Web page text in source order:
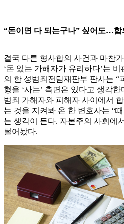
“돈이면 다 되는구나” 싶어도…합
결국 다른 형사합의 사건과 마찬
‘돈 있는 가해자가 유리하다’는
의 한 성범죄전담재판부 판사는 “
형을 ‘사는’ 측면은 있다고 생각
범죄 가해자와 피해자 사이에서
는 것을 지켜봐 온 한 변호사는 “
는 생각이 든다. 자본주의 사회에
털어놨다.